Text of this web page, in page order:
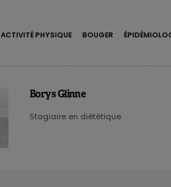
ACTIVITÉ PHYSIQUE BOUGER
Borys Glinne
Stagiaire en diététique